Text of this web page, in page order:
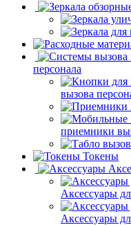
персонала
вызова
приемники
Токены
Аксессуары
Аксессуары